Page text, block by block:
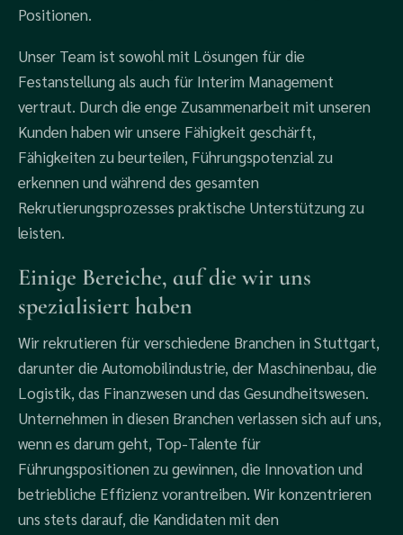
Positionen.
Unser Team ist sowohl mit Lösungen für die
Festanstellung als auch für Interim Management
vertraut. Durch die enge Zusammenarbeit mit unseren
Kunden haben wir unsere Fähigkeit geschärft,
Fähigkeiten zu beurteilen, Führungspotenzial zu
erkennen und während des gesamten
Rekrutierungsprozesses praktische Unterstützung zu
leisten.
Einige Bereiche, auf die wir uns
spezialisiert haben
Wir rekrutieren für verschiedene Branchen in Stuttgart,
darunter die Automobilindustrie, der Maschinenbau, die
Logistik, das Finanzwesen und das Gesundheitswesen.
Unternehmen in diesen Branchen verlassen sich auf uns,
wenn es darum geht, Top-Talente für
Führungspositionen zu gewinnen, die Innovation und
betriebliche Effizienz vorantreiben. Wir konzentrieren
uns stets darauf, die Kandidaten mit den